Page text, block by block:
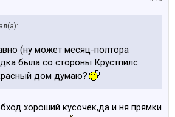
(ну может месяц-полтора
была со стороны Крустпилс.
дом думаю?
хороший кусочек,да и ня прямки